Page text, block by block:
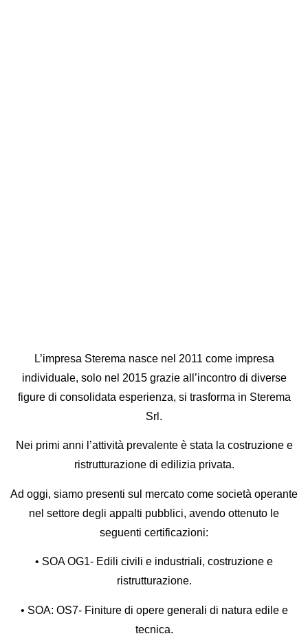
L’impresa Sterema nasce nel 2011 come impresa
individuale, solo nel 2015 grazie all’incontro di diverse
figure di consolidata esperienza, si trasforma in Sterema
Srl.
Nei primi anni l’attività prevalente è stata la costruzione e
ristrutturazione di edilizia privata.
Ad oggi, siamo presenti sul mercato come società operante
nel settore degli appalti pubblici, avendo ottenuto le
seguenti certificazioni:
• SOA OG1- Edili civili e industriali, costruzione e
ristrutturazione.
• SOA: OS7- Finiture di opere generali di natura edile e
tecnica.